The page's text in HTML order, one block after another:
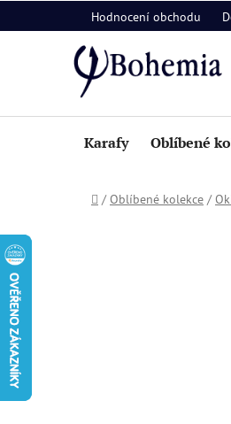
na
Hodnocení obchodu
Karafy Oblíbené
Domů
/ Oblíbené kolekce /